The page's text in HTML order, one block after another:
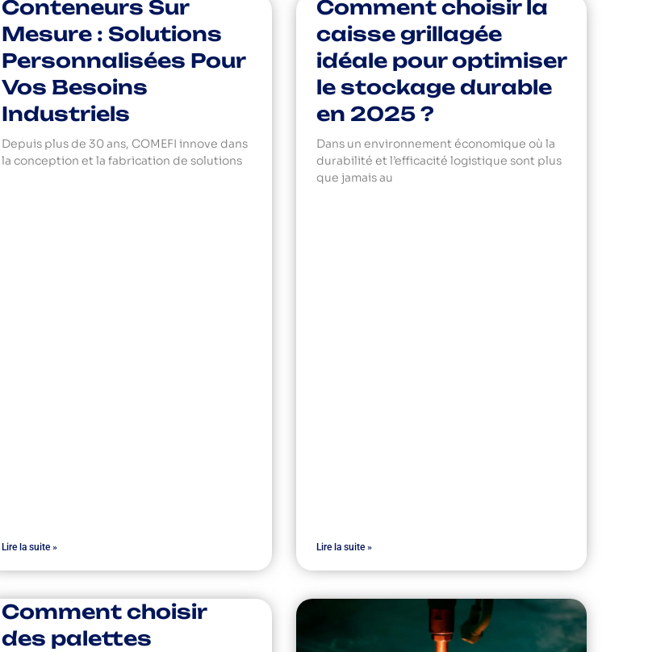
Conteneurs Sur
Mesure : Solutions
Personnalisées Pour
Vos Besoins
Industriels
Depuis plus de 30 ans, COMEFI innove dans
la conception et la fabrication de solutions
Lire la suite »
Comment choisir la
caisse grillagée
idéale pour optimiser
le stockage durable
en 2025 ?
Dans un environnement économique où la
durabilité et l’efficacité logistique sont plus
que jamais au
Lire la suite »
Comment choisir
des palettes